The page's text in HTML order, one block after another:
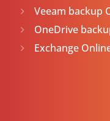
Veeam backup
OneDrive
Exchange